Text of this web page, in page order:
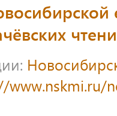
www.nskmi.ru/